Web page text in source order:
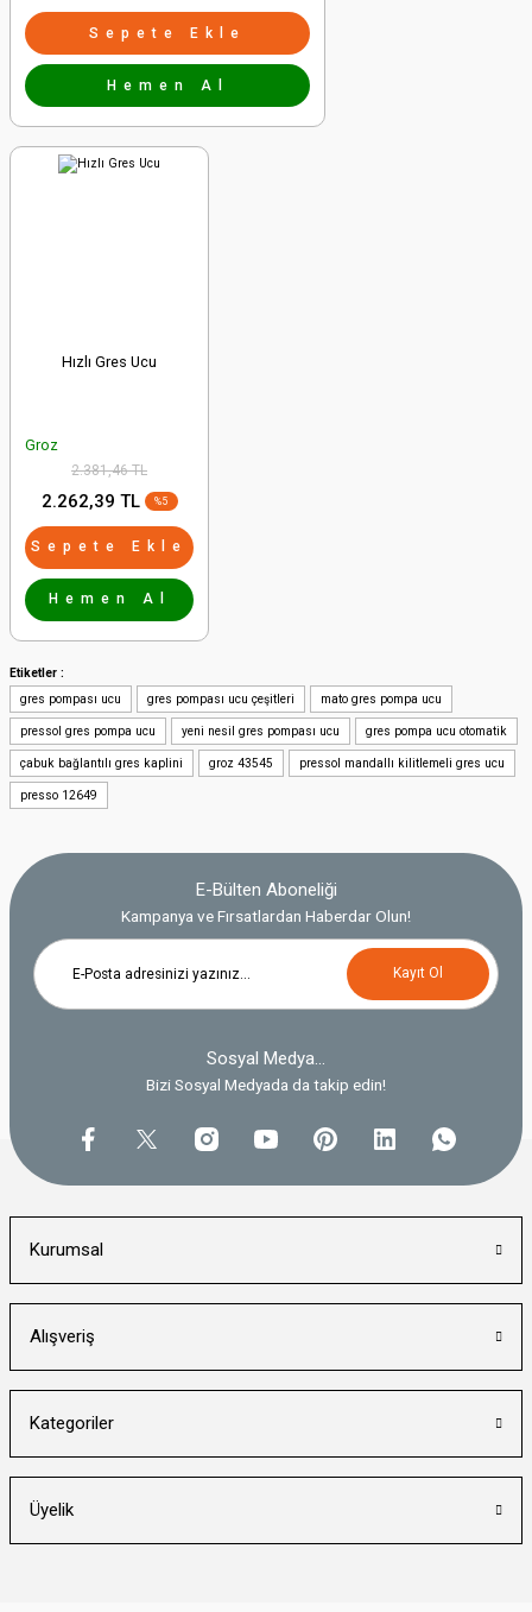
Sepete Ekle
Hemen Al
Hızlı Gres Ucu
Groz
2.381,46 TL
2.262,39 TL %5
Sepete Ekle
Hemen Al
Etiketler :
gres pompası ucu
gres pompası ucu çeşitleri mato gres pompa ucu
pressol gres pompa ucu yeni nesil gres pompası ucu gres pompa ucu otomatik
çabuk bağlantılı gres kaplini groz 43545 pressol mandallı kilitlemeli gres ucu
presso 12649
E-Bülten Aboneliği
Kampanya ve Fırsatlardan Haberdar Olun!
Kayıt Ol
Sosyal Medya...
Bizi Sosyal Medyada da takip edin!
Kurumsal
Alışveriş
Kategoriler
Üyelik